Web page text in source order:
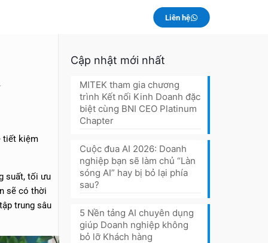
Liên hệ
tiết kiệm
suất, tối ưu
sẽ có thời
trung sâu
Cập nhật mới nhất
MITEK tham gia chương
trình Kết nối Kinh Doanh đặc
biệt cùng BNI CEO Platinum
Chapter
Cuộc đua AI 2026: Doanh
nghiệp bạn sẽ làm chủ “Làn
sóng AI” hay bị bỏ lại phía
sau?
5 Nền tảng AI chuyên dụng
giúp Doanh nghiệp không
bỏ lỡ Khách hàng